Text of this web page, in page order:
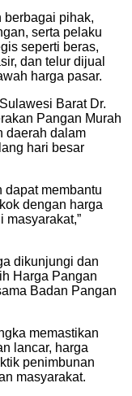
berbagai pihak,
serta pelaku
seperti beras,
dan telur dijual
harga pasar.
Barat Dr.
Pangan Murah
daerah dalam
hari besar
dapat membantu
dengan harga
masyarakat,”
dikunjungi dan
Harga Pangan
Badan Pangan
memastikan
lancar, harga
penimbunan
masyarakat.